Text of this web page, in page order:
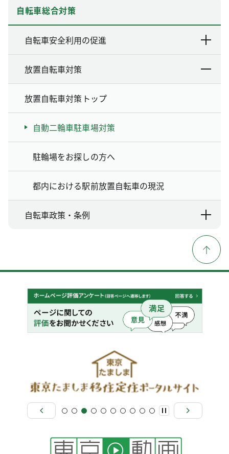
自転車総合対策
自転車安全利用の促進
放置自転車対策
放置自転車対策トップ
自動二輪車駐車場対策
駐輪場をお探しの方へ
都内における駅前放置自転車の現況
自転車政策・条例